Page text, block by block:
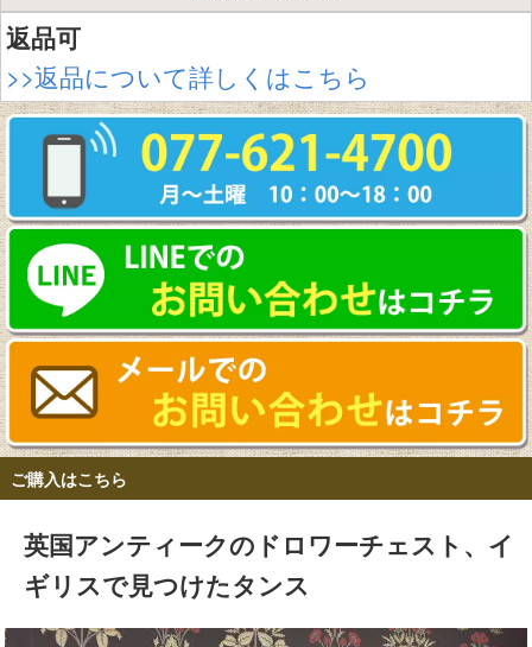
返品可
>>返品について詳しくはこちら
ご購入はこちら
英国アンティークのドロワーチェスト、イ
ギリスで見つけたタンス